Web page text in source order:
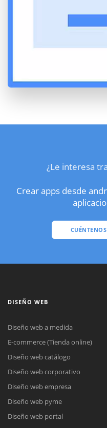
¿Le interesa
Crear apps desde
DISEÑO WEB
Diseño web a medida
E-commerce (Tienda online)
Diseño web catálogo
Diseño web corporativo
Diseño web empresa
Diseño web pyme
Diseño web portal